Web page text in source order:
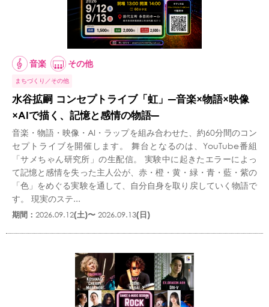
音楽 その他
まちづくり その他
水谷拡嗣 コンセプトライブ「虹」―音楽×物語×映像
×AIで描く、記憶と感情の物語―
音楽・物語・映像・AI・ラップを組み合わせた、約60分間のコン
セプトライブを開催します。 舞台となるのは、YouTube番組
「サメちゃん研究所」の生配信。 実験中に起きたエラーによっ
て記憶と感情を失った主人公が、赤・橙・黄・緑・青・藍・紫の
「色」をめぐる実験を通して、自分自身を取り戻していく物語で
す。 現実のステ...
期間： 2026.09.12(土)〜 2026.09.13(日)